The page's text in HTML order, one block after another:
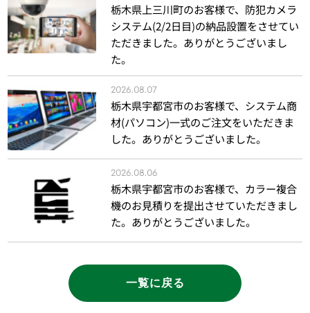
栃木県上三川町のお客様で、防犯カメラ
システム(2/2日目)の納品設置をさせてい
ただきました。ありがとうございまし
た。
2026.08.07
栃木県宇都宮市のお客様で、システム商
材(パソコン)一式のご注文をいただきま
した。ありがとうございました。
2026.08.06
栃木県宇都宮市のお客様で、カラー複合
機のお見積りを提出させていただきまし
た。ありがとうございました。
一覧に戻る